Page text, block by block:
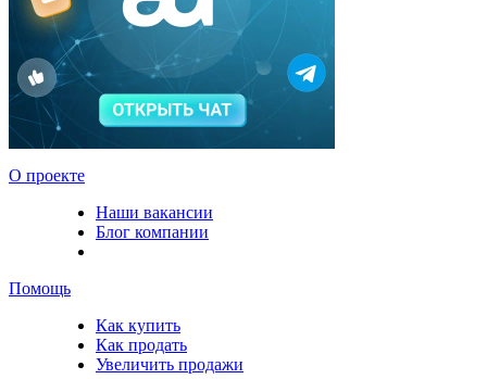
О проекте
Наши вакансии
Блог компании
Помощь
Как купить
Как продать
Увеличить продажи